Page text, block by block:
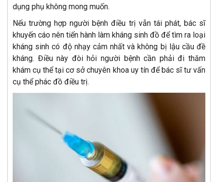
dụng phụ không mong muốn.
Nếu trường hợp người bệnh điều trị vẫn tái phát, bác sĩ
khuyến cáo nên tiến hành làm kháng sinh đồ để tìm ra loại
kháng sinh có độ nhạy cảm nhất và không bị lậu cầu đề
kháng. Điều này đòi hỏi người bệnh cần phải đi thăm
khám cụ thể tại cơ sở chuyên khoa uy tín để bác sĩ tư vấn
cụ thể phác đồ điều trị.